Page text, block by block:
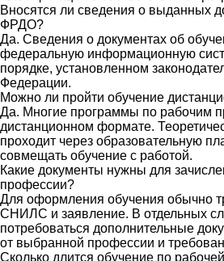
Вносятся ли сведения о выданных
ФРДО?
Да. Сведения о документах об
федеральную информационную
порядке, установленном
Федерации.
Можно ли пройти обучение
Да. Многие программы по рабочим
дистанционном формате.
проходит через образовательную
совмещать обучение с работой.
Какие документы нужны для
профессии?
Для оформления обучения обычно
СНИЛС и заявление. В отдельных
потребоваться дополнительные
от выбранной профессии и
Сколько длится обучение по